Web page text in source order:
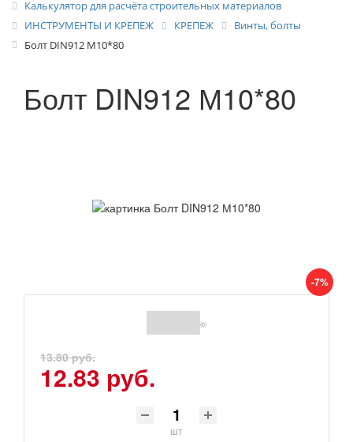
Калькулятор для расчёта строительных материалов
ИНСТРУМЕНТЫ И КРЕПЕЖ
КРЕПЕЖ
Винты, болты
Болт DIN912 М10*80
Болт DIN912 М10*80
-7%
(0)
13.80 руб.
12.83 руб.
шт